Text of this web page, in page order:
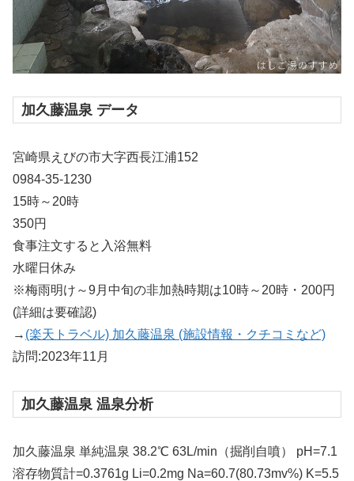
加久藤温泉 データ
宮崎県えびの市大字西長江浦152
0984-35-1230
15時～20時
350円
食事注文すると入浴無料
水曜日休み
※梅雨明け～9月中旬の非加熱時期は10時～20時・200円
(詳細は要確認)
→ (楽天トラベル) 加久藤温泉 (施設情報・クチコミなど)
訪問:2023年11月
加久藤温泉 温泉分析
加久藤温泉 単純温泉 38.2℃ 63L/min（掘削自噴） pH=7.1
溶存物質計=0.3761g Li=0.2mg Na=60.7(80.73mv%) K=5.5